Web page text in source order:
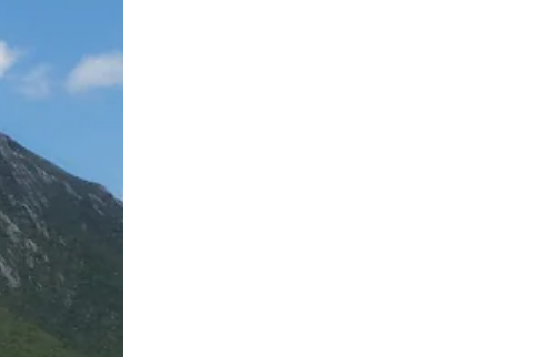
ことができます。